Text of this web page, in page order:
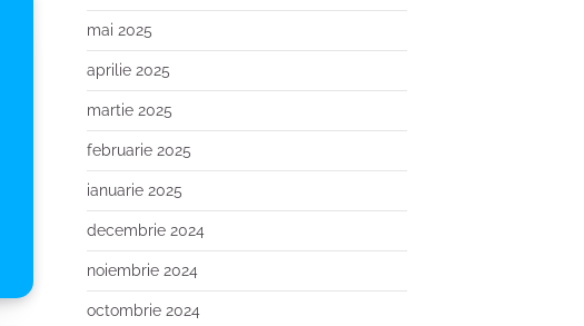
mai 2025
aprilie 2025
martie 2025
februarie 2025
ianuarie 2025
decembrie 2024
noiembrie 2024
octombrie 2024